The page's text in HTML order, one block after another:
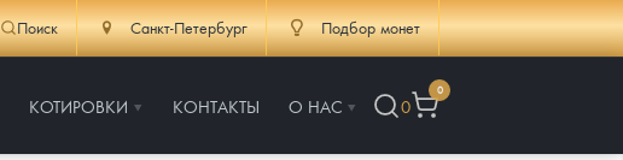
Поиск Санкт-Петербург Подбор монет
КОТИРОВКИ КОНТАКТЫ О НАС 0
0